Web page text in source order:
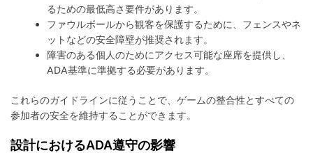
るための最低高さ要件があります。
ファウルボールから観客を保護するために、フェンスやネ
ットなどの安全障壁が推奨されます。
障害のある個人のためにアクセス可能な座席を提供し、
ADA基準に準拠する必要があります。
これらのガイドラインに従うことで、ゲームの整合性とすべての
参加者の安全を維持することができます。
設計におけるADA遵守の影響